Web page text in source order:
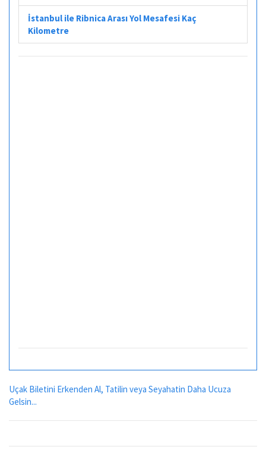
İstanbul ile Ribnica Arası Yol Mesafesi Kaç
Kilometre
Uçak Biletini Erkenden Al, Tatilin veya Seyahatin Daha Ucuza
Gelsin...